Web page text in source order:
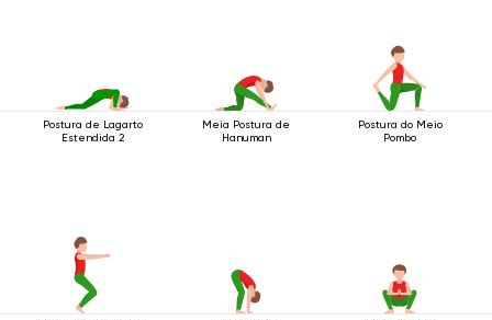
Postura de Lagarto
Estendida 2
Meia Postura de
Hanuman
Postura do Meio
Pombo